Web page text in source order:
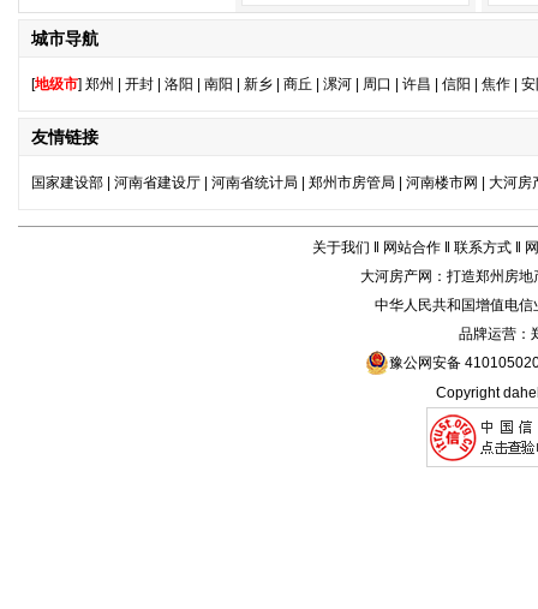
关于我们 网站合作‖ 联系方式‖
大河房产网 ：打造郑州房地
中华人民共和国增值电
品牌运营：
豫公网安备
Copyright